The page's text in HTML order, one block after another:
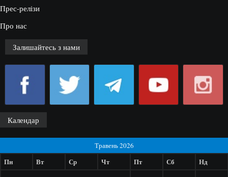
Прес-релізи
Про нас
Залишайтесь з нами
Календар
Травень 2026
Пн Вт Ср Чт Пт Сб Нд